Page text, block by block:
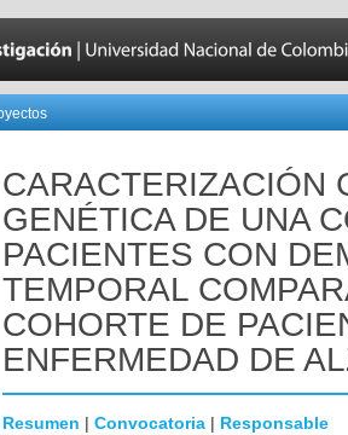
CARACTERIZACIÓN
GENÉTICA DE UNA
PACIENTES CON
TEMPORAL
COHORTE DE
ENFERMEDAD DE
Resumen | Convocatoria | Responsable